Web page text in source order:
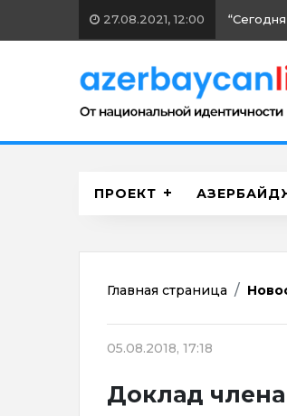
27.08.2021, 12:00
ПРОЕКТ
Главная страница
05.08.2018, 17:18
Доклад